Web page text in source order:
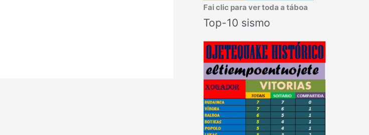
Fai clic para ver toda a táboa
Top-10 sismo